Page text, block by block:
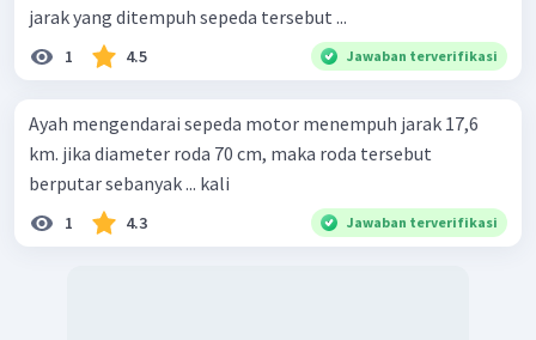
jarak yang ditempuh sepeda tersebut ...
1 4.5 Jawaban terverifikasi
Ayah mengendarai sepeda motor menempuh jarak 17,6
km. jika diameter roda 70 cm, maka roda tersebut
berputar sebanyak ... kali
1 4.3 Jawaban terverifikasi